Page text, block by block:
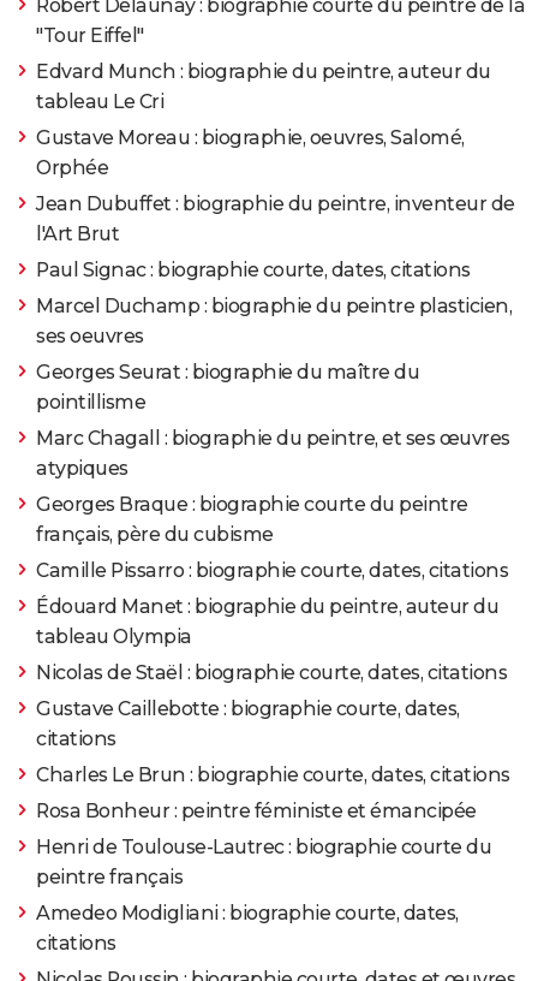
Robert Delaunay : biographie courte du peintre de la
"Tour Eiffel"
Edvard Munch : biographie du peintre, auteur du
tableau Le Cri
Gustave Moreau : biographie, oeuvres, Salomé,
Orphée
Jean Dubuffet : biographie du peintre, inventeur de
l'Art Brut
Paul Signac : biographie courte, dates, citations
Marcel Duchamp : biographie du peintre plasticien,
ses oeuvres
Georges Seurat : biographie du maître du
pointillisme
Marc Chagall : biographie du peintre, et ses œuvres
atypiques
Georges Braque : biographie courte du peintre
français, père du cubisme
Camille Pissarro : biographie courte, dates, citations
Édouard Manet : biographie du peintre, auteur du
tableau Olympia
Nicolas de Staël : biographie courte, dates, citations
Gustave Caillebotte : biographie courte, dates,
citations
Charles Le Brun : biographie courte, dates, citations
Rosa Bonheur : peintre féministe et émancipée
Henri de Toulouse-Lautrec : biographie courte du
peintre français
Amedeo Modigliani : biographie courte, dates,
citations